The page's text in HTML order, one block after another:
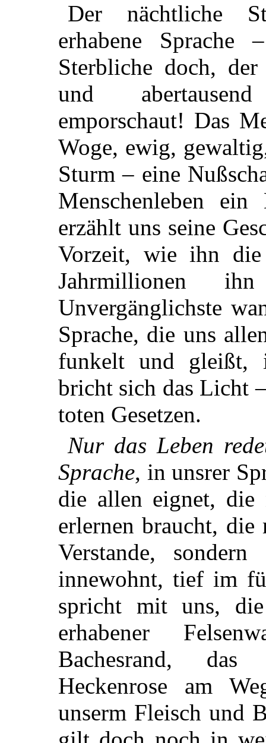
Der nächtliche
erhabene
Sterbliche doch,
und
emporschaut! Das
Woge, ewig,
Sturm – eine
Menschenleben
erzählt uns seine
Vorzeit, wie ihn die
Jahrmillionen
Unvergänglichste
Sprache, die uns
funkelt und gleißt,
bricht sich das Licht
toten Gesetzen.
Nur das Leben
Sprache, in unsrer
die allen eignet, die
erlernen braucht,
Verstande,
innewohnt, tief im
spricht mit uns, die
erhabener
Bachesrand,
Heckenrose am
unserm Fleisch und